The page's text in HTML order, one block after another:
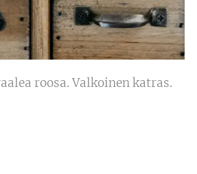
roosa. Valkoinen katras.